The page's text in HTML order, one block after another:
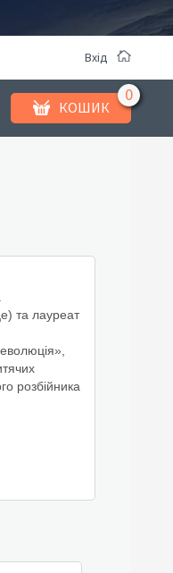
Вхід
КОШИК
та лауреат
розбійника